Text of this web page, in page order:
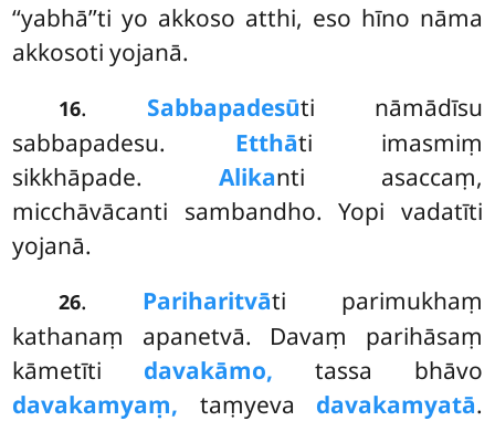
‘‘yabhā’’ti yo akkoso atthi, eso hīno nāma
akkosoti yojanā.
16. Sabbapadesūti nāmādīsu
sabbapadesu. Etthāti imasmiṃ
sikkhāpade. Alikanti asaccaṃ,
micchāvācanti sambandho. Yopi vadatīti
yojanā.
26. Pariharitvāti parimukhaṃ
kathanaṃ apanetvā. Davaṃ parihāsaṃ
kāmetīti davakāmo, tassa bhāvo
davakamyaṃ, taṃyeva davakamyatā.